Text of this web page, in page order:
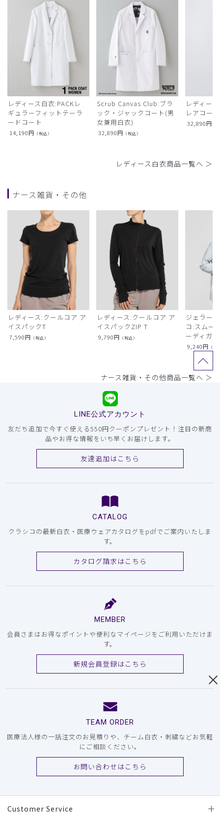
レディース白衣:PACKレ
ギュラーフィットテーラ
ードコート
14,190円 （税込）
Scrub Canvas Club:ブラ
ック・ジャックコート(男
女兼用白衣)
32,890円 （税込）
レディー
レアコート
32,890円
レディース白衣商品一覧へ ＞
ナース雑貨・その他
レディース:クールコア ア
イスパックT
7,590円 （税込）
レディース:クールコア ア
イスパックZIP T
9,790円 （税込）
ジェラー
コ:スムー
ーディガン
9,240円 （税
ナース雑貨・その他商品一覧へ ＞
LINE公式アカウント
友だち追加で今すぐ使える550円クーポンプレゼント！注目の新商
品やお得な情報をいち早くお届けします。
友達追加はこちら
CATALOG
クラシコの最新白衣・医療ウェアカタログをpdfでご案内いたしま
す。
カタログ請求はこちら
MEMBER
会員さまはお得なポイントや便利なマイページをご利用いただけま
す。
新規会員登録はこちら
TEAM ORDER
医療法人様の一括注文のお見積りや、チーム白衣・刺繍などお気軽
にご相談ください。
お問い合わせはこちら
Customer Service